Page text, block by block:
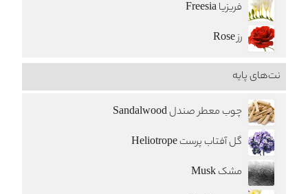
فریزیا Freesia
رز Rose
نت‌های پایه
چوب معطر صندل Sandalwood
گل آفتاب پرست Heliotrope
مشک Musk